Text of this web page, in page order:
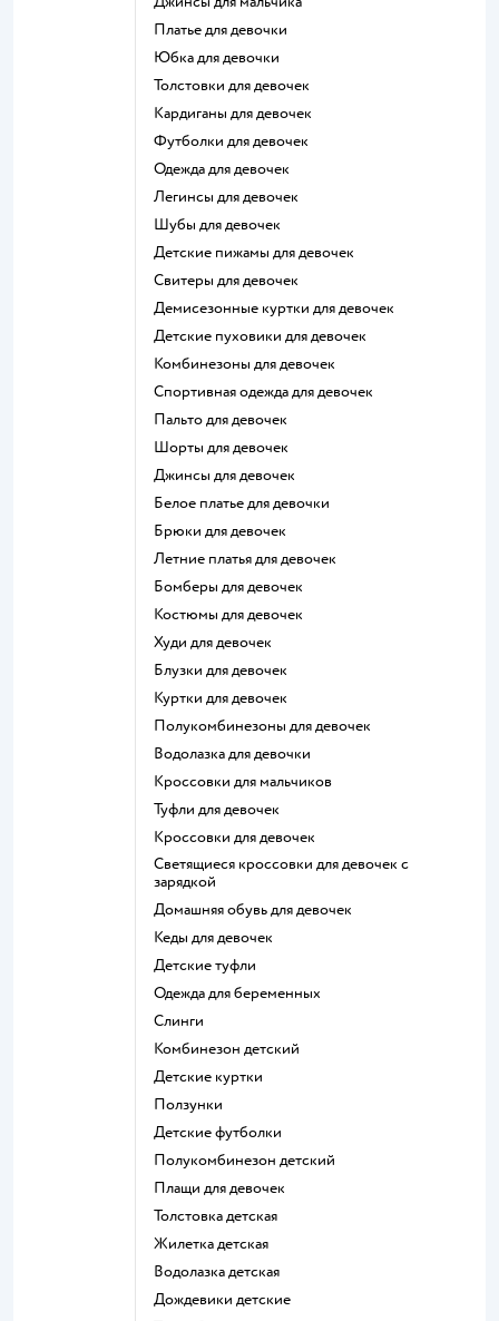
Платье для девочки
Юбка для девочки
Толстовки для девочек
Кардиганы для девочек
Футболки для девочек
Одежда для девочек
Легинсы для девочек
Шубы для девочек
Детские пижамы для девочек
Свитеры для девочек
Демисезонные куртки для девочек
Детские пуховики для девочек
Комбинезоны для девочек
Спортивная одежда для девочек
Пальто для девочек
Шорты для девочек
Джинсы для девочек
Белое платье для девочки
Брюки для девочек
Летние платья для девочек
Бомберы для девочек
Костюмы для девочек
Худи для девочек
Блузки для девочек
Куртки для девочек
Полукомбинезоны для девочек
Водолазка для девочки
Кроссовки для мальчиков
Туфли для девочек
Кроссовки для девочек
Светящиеся кроссовки для девочек с
зарядкой
Домашняя обувь для девочек
Кеды для девочек
Детские туфли
Одежда для беременных
Слинги
Комбинезон детский
Детские куртки
Ползунки
Детские футболки
Полукомбинезон детский
Плащи для девочек
Толстовка детская
Жилетка детская
Водолазка детская
Дождевики детские